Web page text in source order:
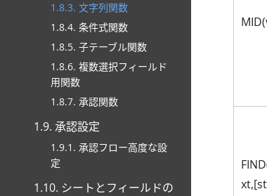
1.8.3. 文字列関数
1.8.4. 条件式関数
1.8.5. 子テーブル関数
1.8.6. 複数選択フィールド
用関数
1.8.7. 承認関数
1.9. 承認設定
1.9.1. 承認フロー高度な設
定
1.10. シートとフィールドの